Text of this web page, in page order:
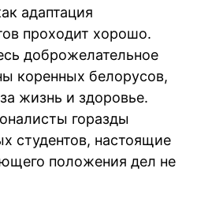
адаптация
проходит хорошо.
доброжелательное
коренных белорусов,
жизнь и здоровье.
горазды
студентов, настоящие
положения дел не